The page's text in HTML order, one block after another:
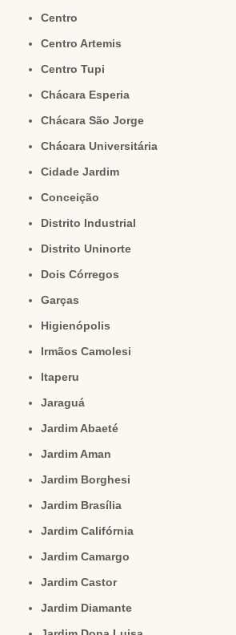
Centro
Centro Artemis
Centro Tupi
Chácara Esperia
Chácara São Jorge
Chácara Universitária
Cidade Jardim
Conceição
Distrito Industrial
Distrito Uninorte
Dois Córregos
Garças
Higienópolis
Irmãos Camolesi
Itaperu
Jaraguá
Jardim Abaeté
Jardim Aman
Jardim Borghesi
Jardim Brasília
Jardim Califórnia
Jardim Camargo
Jardim Castor
Jardim Diamante